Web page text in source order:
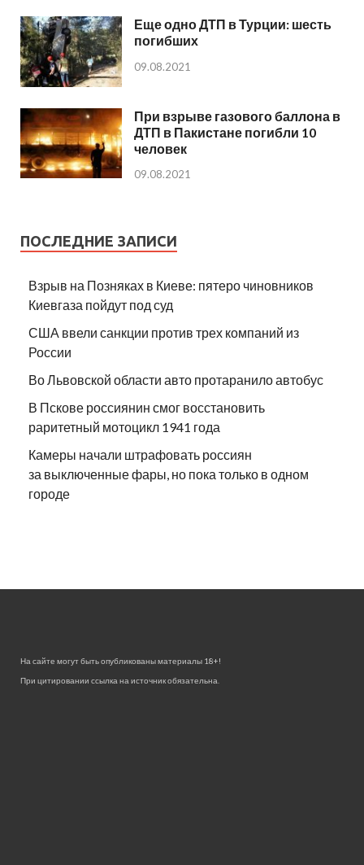
Еще одно ДТП в Турции: шесть
погибших
09.08.2021
При взрыве газового баллона в
ДТП в Пакистане погибли 10
человек
09.08.2021
ПОСЛЕДНИЕ ЗАПИСИ
Взрыв на Позняках в Киеве: пятеро чиновников
Киевгаза пойдут под суд
США ввели санкции против трех компаний из
России
Во Львовской области авто протаранило автобус
В Пскове россиянин смог восстановить
раритетный мотоцикл 1941 года
Камеры начали штрафовать россиян
за выключенные фары, но пока только в одном
городе
На сайте могут быть опубликованы материалы 18+!
При цитировании ссылка на источник обязательна.